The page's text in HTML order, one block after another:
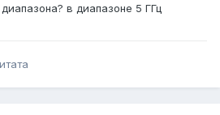
в диапазоне 5 ГГц